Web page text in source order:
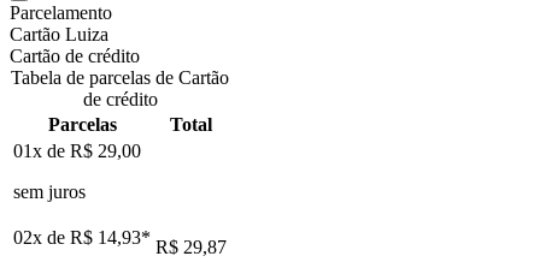
Parcelamento
Cartão Luiza
Cartão de crédito
Tabela de parcelas de Cartão
de crédito
Parcelas
Total
01x de R$ 29,00
sem juros
02x de R$ 14,93* R$ 29,87